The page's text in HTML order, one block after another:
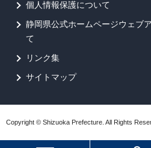
個人情報保護について
静岡県公式ホームページウェブ
て
リンク集
サイトマップ
Copyright © Shizuoka Prefecture. All Rights